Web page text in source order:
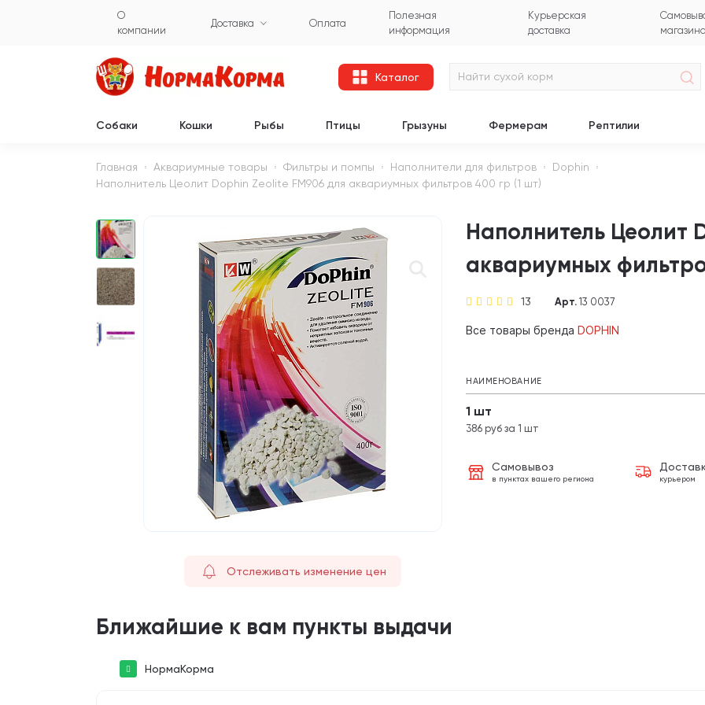
О
компании
Доставка Оплата
Полезная
информация
Курьерская
доставка
Каталог
Собаки Кошки Рыбы Птицы Грызуны Фермерам Рептилии
Главная Аквариумные товары Фильтры и помпы Наполнители для фильтров
Dophin
Наполнитель Цеолит Dophin Zeolite FM906 для аквариумных фильтров 400 гр (1 шт)
Отслеживать изменение цен
Наполнитель Цеолит
аквариумных
13 Арт. 13 0037
Все товары бренда DOPHIN
НАИМЕНОВАНИЕ
1 шт
386 руб за 1 шт
Самовывоз
в пунктах вашего региона курьером
Ближайшие к вам пункты выдачи
НормаКорма